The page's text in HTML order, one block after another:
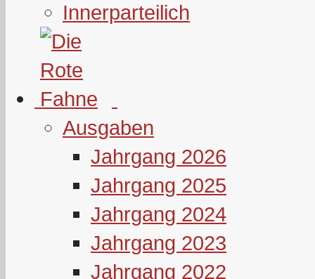
Innerparteilich
Ausgaben
Jahrgang 2026
Jahrgang 2025
Jahrgang 2024
Jahrgang 2023
Jahrgang 2022